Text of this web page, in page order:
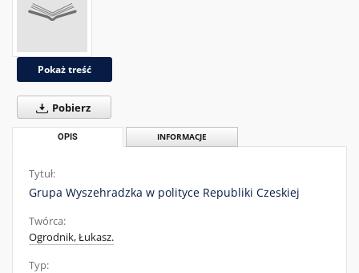
Pokaż treść
Pobierz
OPIS INFORMACJE
Tytuł:
Grupa Wyszehradzka w polityce Republiki Czeskiej
Twórca:
Ogrodnik, Łukasz.
Typ: